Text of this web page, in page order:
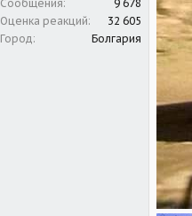
Сообщения
9 678
Оценка реакций
32 605
Город
Болгария